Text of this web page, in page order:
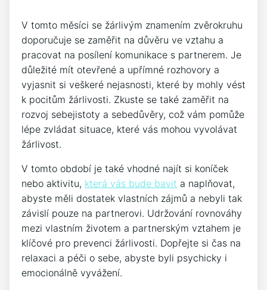
V tomto měsíci se žárlivým znamením zvěrokruhu
doporučuje se zaměřit na důvěru ve vztahu a
pracovat na posílení komunikace s partnerem. Je
důležité mít otevřené a upřímné rozhovory a
vyjasnit si veškeré nejasnosti, které by mohly vést
k pocitům žárlivosti. Zkuste se také zaměřit na
rozvoj sebejistoty a sebedůvěry, což vám pomůže
lépe zvládat situace, které vás mohou vyvolávat
žárlivost.
V tomto období je také vhodné najít si koníček
nebo aktivitu, která vás bude bavit a naplňovat,
abyste měli dostatek vlastních zájmů a nebyli tak
závislí pouze na partnerovi. Udržování rovnováhy
mezi vlastním životem a partnerským vztahem je
klíčové pro prevenci žárlivosti. Dopřejte si čas na
relaxaci a péči o sebe, abyste byli psychicky i
emocionálně vyvážení.